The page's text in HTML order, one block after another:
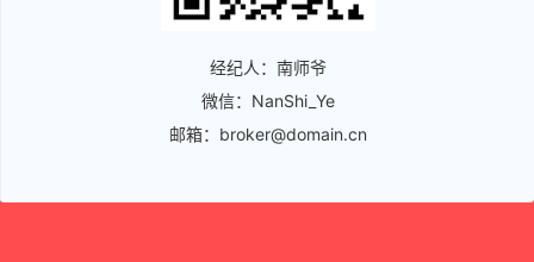
经纪人：南师爷
微信：NanShi_Ye
邮箱：broker@domain.cn